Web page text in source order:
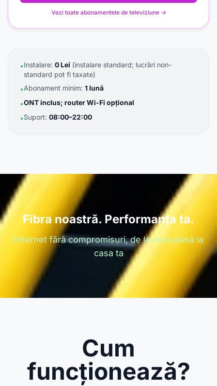
Vezi toate abonamentele de televiziune →
•Instalare: 0 Lei (instalare standard; lucrări non-
standard pot fi taxate)
•Abonament minim: 1 lună
•ONT inclus; router Wi-Fi opțional
•Suport: 08:00–22:00
Fibra noastră. Performanța ta.
Internet fără compromisuri, de la core până la
casa ta
Cum
funcționează?